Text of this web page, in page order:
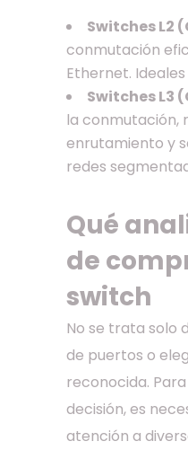
Switches L2
conmutación
Ethernet.
Switches L3
la conmutación,
enrutamiento y
redes
Qué
de
switch
No se trata solo
de puertos o
reconocida.
decisión, es
atención a